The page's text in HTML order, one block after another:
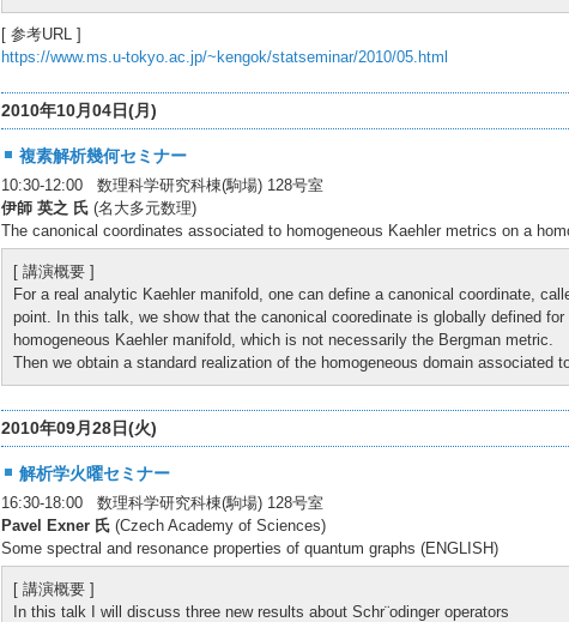
[ 参考URL ]
https://www.ms.u-tokyo.ac.jp/~kengok/statseminar/2010/05.html
2010年10月04日(月)
複素解析幾何セミナー
10:30-12:00 数理科学研究科棟(駒場) 128号室
伊師 英之 氏 (名大多元数理)
The canonical coordinates associated to homogeneous Kaehler metrics on a
[ 講演概要 ]
For a real analytic Kaehler manifold, one can define a canonical coordinate,
point. In this talk, we show that the canonical cooredinate is globally defined
homogeneous Kaehler manifold, which is not necessarily the Bergman metric.
Then we obtain a standard realization of the homogeneous domain associated
2010年09月28日(火)
解析学火曜セミナー
16:30-18:00 数理科学研究科棟(駒場) 128号室
Pavel Exner 氏 (Czech Academy of Sciences)
Some spectral and resonance properties of quantum graphs (ENGLISH)
[ 講演概要 ]
In this talk I will discuss three new results about Schr¨odinger operators